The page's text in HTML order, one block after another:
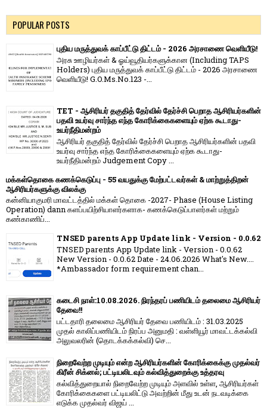
POPULAR POSTS
புதிய மருத்துவக் காப்பீட்டு திட்டம் - 2026 அரசாணை வெளியீடு!
அரசு ஊழியர்கள் & ஓய்வூதியர்களுக்கான (Including TAPS
Holders) புதிய மருத்துவக் காப்பீட்டு திட்டம் - 2026 அரசாணை
வெளியீடு! G.O.Ms.No.123 -...
TET - ஆசிரியர் தகுதித் தேர்வில் தேர்ச்சி பெறாத ஆசிரியர்களின்
பதவி உயர்வு சார்ந்த எந்த கோரிக்கைகளையும் ஏற்க கூடாது-
உயர்நீதிமன்றம்
ஆசிரியர் தகுதித் தேர்வில் தேர்ச்சி பெறாத ஆசிரியர்களின் பதவி
உயர்வு சார்ந்த எந்த கோரிக்கைகளையும் ஏற்க கூடாது-
உயர்நீதிமன்றம் Judgement Copy ...
மக்கள்தொகை கணக்கெடுப்பு - 55 வயதுக்கு மேற்பட்டவர்கள் & மாற்றுத்திறன்
ஆசிரியர்களுக்கு விலக்கு
கன்னியாகுமரி மாவட்டத்தில் மக்கள் தொகை -2027- Phase (House Listing
Operation) dann களப்பயிற்சியாளர்களாக- கணக்கெடுப்பாளர்கள் மற்றும்
கண்காணிப்...
TNSED parents App Update link - Version - 0.0.62
TNSED parents App Update link - Version - 0.0.62
New Version - 0.0.62 Date - 24.06.2026 What's New....
*Ambassador form requirement chan...
கடைசி நாள்:10.08.2026. நிரந்தரப் பணியிடம் தலைமை ஆசிரியர்
தேவை!!
பட்டதாரி தலைமை ஆசிரியர் தேவை பணியிடம் : 31.03.2025
முதல் காலிப்பணியிடம் நிரப்ப அனுமதி : வள்ளியூர் மாவட்டக்கல்வி
அலுவலரின் (தொடக்கக்கல்வி) செ...
நிறைவேற்ற முடியும் என்ற ஆசிரியர்களின் கோரிக்கைக்கு முதல்வர்
கிரீன் சிக்னல்; பட்டியலிடவும் கல்வித்துறைக்கு உத்தரவு
கல்வித்துறையால் நிறைவேற்ற முடியும் அளவில் உள்ள, ஆசிரியர்கள்
கோரிக்கைகளை பட்டியலிட்டு அவற்றின் மீது உடன் நடவடிக்கை
எடுக்க முதல்வர் விஜய் ...